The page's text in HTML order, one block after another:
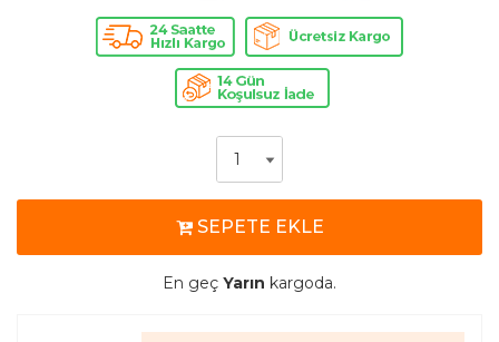
SEPETE EKLE
En geç Yarın kargoda.